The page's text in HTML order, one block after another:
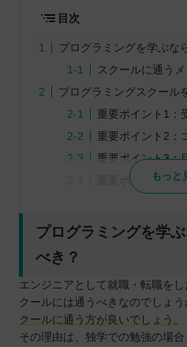
目次
プログラミングを学ぶな
スクールに通うメ
プログラミングスクール
重要ポイント1：
重要ポイント2：
重要ポイント3：
重要ポイント4：
重要ポイント6：
広島で就職・転職におす
ール
TECH I.S.
もっと
プログラミングを学
べき？
エンジニアとして就職・転職を
クールには通うべきなのでしょう
クールに通う方が良いでしょう。
その理由は、独学での勉強の場